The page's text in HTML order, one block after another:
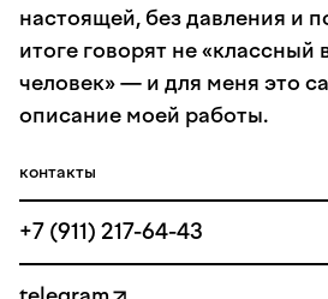
настоящей, без давления и
итоге говорят не «классный
человек» — и для меня это
описание моей работы.
контакты
+7 (911) 217-64-43